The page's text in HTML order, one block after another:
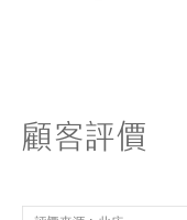
顧客評價